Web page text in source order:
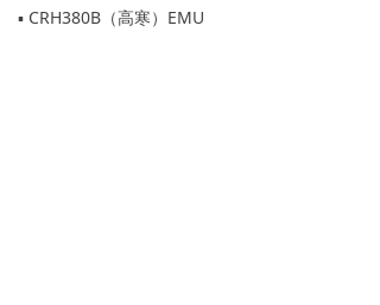
▪ CRH380B（高寒）EMU